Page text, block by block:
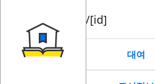
book/rent/[id]
대여